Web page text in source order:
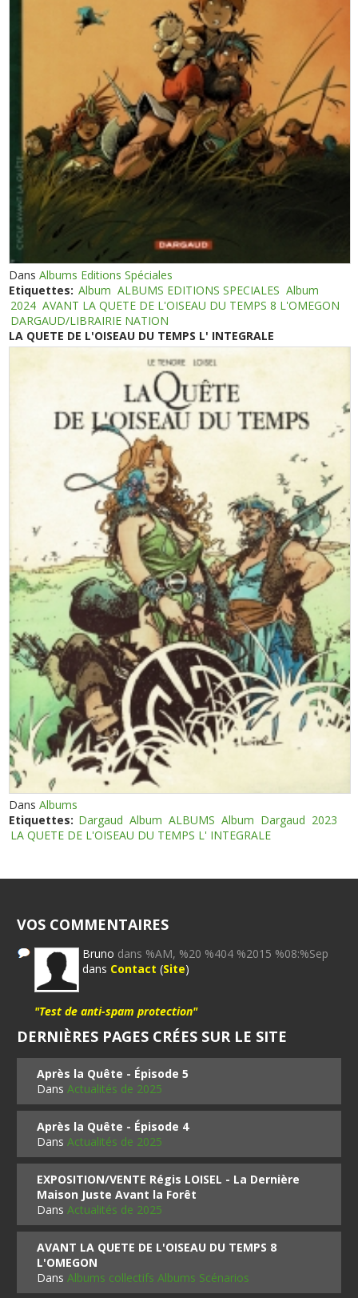
DansAlbums Editions Spéciales
Etiquettes: Album ALBUMS EDITIONS SPECIALES Album
2024 AVANT LA QUETE DE L'OISEAU DU TEMPS 8 L'OMEGON
DARGAUD/LIBRAIRIE NATION
LA QUETE DE L'OISEAU DU TEMPS L' INTEGRALE
DansAlbums
Etiquettes: Dargaud Album ALBUMS Album Dargaud 2023
LA QUETE DE L'OISEAU DU TEMPS L' INTEGRALE
VOS COMMENTAIRES
Bruno dans %AM, %20 %404 %2015 %08:%Sep
dans Contact (Site)
"Test de anti-spam protection"
DERNIÈRES PAGES CRÉES SUR LE SITE
Après la Quête - Épisode 5
DansActualités de 2025
Après la Quête - Épisode 4
DansActualités de 2025
EXPOSITION/VENTE Régis LOISEL - La Dernière
Maison Juste Avant la Forêt
DansActualités de 2025
AVANT LA QUETE DE L'OISEAU DU TEMPS 8
L'OMEGON
DansAlbums collectifs Albums Scénarios